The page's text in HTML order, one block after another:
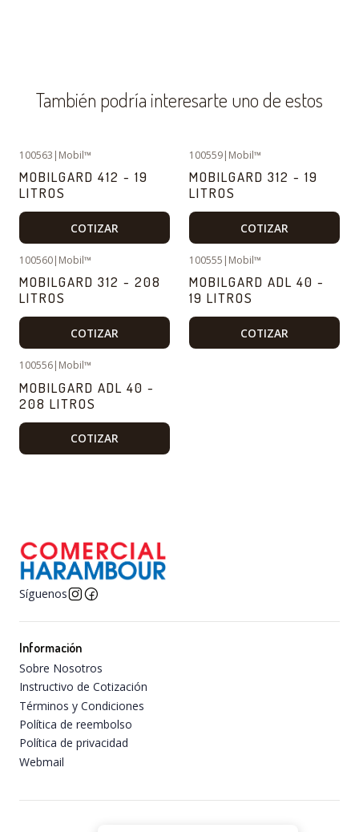
También podría interesarte uno de estos
100563 | Mobil™
MOBILGARD 412 - 19
LITROS
COTIZAR
100559| Mobil™
MOBILGARD 312 - 19
LITROS
COTIZAR
100560| Mobil™
MOBILGARD 312 - 208
LITROS
COTIZAR
100555 | Mobil™
MOBILGARD ADL 40 -
19 LITROS
COTIZAR
100556| Mobil™
MOBILGARD ADL 40 -
208 LITROS
COTIZAR
Síguenos
Información
Sobre Nosotros
Instructivo de Cotización
Términos y Condiciones
Política de reembolso
Política de privacidad
Webmail